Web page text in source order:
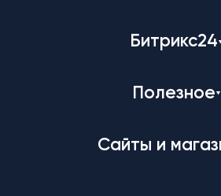
Битрикс24
Полезное
Сайты и